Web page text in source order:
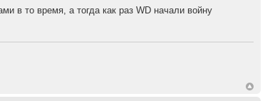
в то время, а тогда как раз WD начали войну